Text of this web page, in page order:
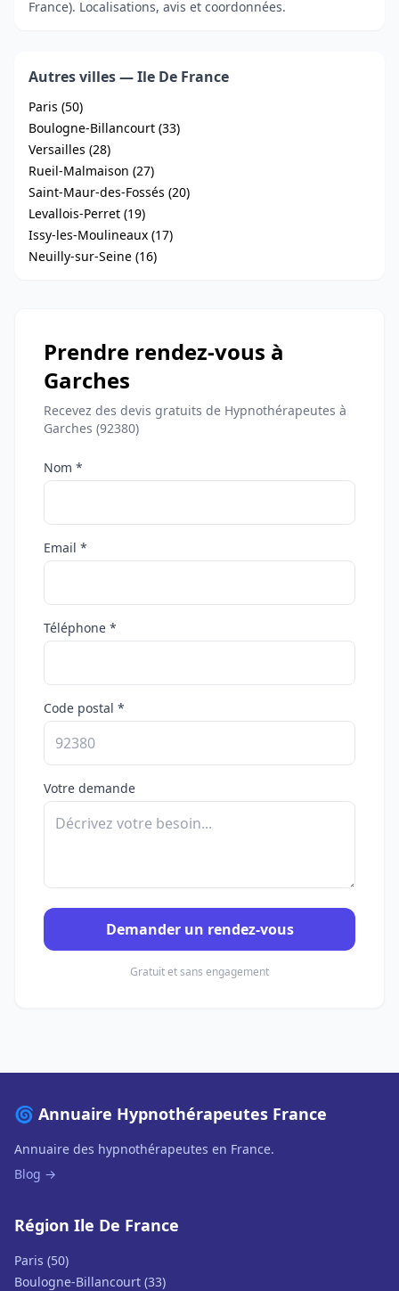
France). Localisations, avis et coordonnées.
Autres villes — Ile De France
Paris (50)
Boulogne-Billancourt (33)
Versailles (28)
Rueil-Malmaison (27)
Saint-Maur-des-Fossés (20)
Levallois-Perret (19)
Issy-les-Moulineaux (17)
Neuilly-sur-Seine (16)
Prendre rendez-vous à
Garches
Recevez des devis gratuits de Hypnothérapeutes à
Garches (92380)
Nom *
Email *
Téléphone *
Code postal *
Votre demande
Demander un rendez-vous
Gratuit et sans engagement
🌀 Annuaire Hypnothérapeutes France
Annuaire des hypnothérapeutes en France.
Blog →
Région Ile De France
Paris (50)
Boulogne-Billancourt (33)